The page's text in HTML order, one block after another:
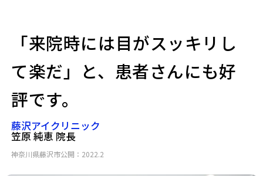
「来院時には目がスッキリし
て楽だ」と、患者さんにも好
評です。
藤沢アイクリニック
笠原 純恵 院長
神奈川県藤沢市公開：2022.2